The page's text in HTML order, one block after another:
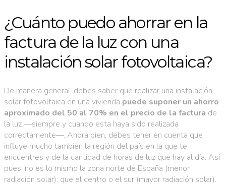
¿Cuánto puedo ahorrar en la
factura de la luz con una
instalación solar fotovoltaica?
De manera general, debes saber que realizar una instalación
solar fotovoltaica en una vivienda puede suponer un ahorro
aproximado del 50 al 70% en el precio de la factura de
la luz —siempre y cuando esta haya sido realizada
correctamente—. Ahora bien, debes tener en cuenta que
influye mucho también la región del país en la que te
encuentres y de la cantidad de horas de luz que hay al día. Así
pues, no es lo mismo la zona norte de España (menor
radiación solar), que el centro o el sur (mayor radiación solar).